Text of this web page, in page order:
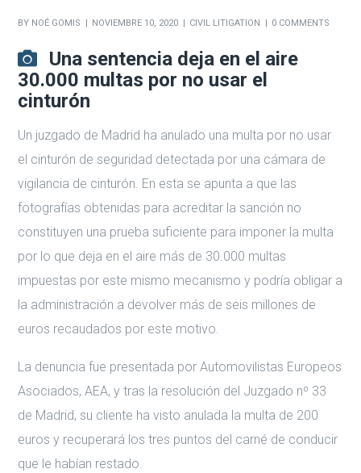
BY NOÉ GOMIS NOVIEMBRE 10, 2020 CIVIL LITIGATION 0 COMMENTS
Una sentencia deja en el aire
30.000 multas por no usar el
cinturón
Un juzgado de Madrid ha anulado una multa por no usar
el cinturón de seguridad detectada por una cámara de
vigilancia de cinturón. En esta se apunta a que las
fotografías obtenidas para acreditar la sanción no
constituyen una prueba suficiente para imponer la multa
por lo que deja en el aire más de 30.000 multas
impuestas por este mismo mecanismo y podría obligar a
la administración a devolver más de seis millones de
euros recaudados por este motivo.
La denuncia fue presentada por Automovilistas Europeos
Asociados, AEA, y tras la resolución del Juzgado nº 33
de Madrid, su cliente ha visto anulada la multa de 200
euros y recuperará los tres puntos del carné de conducir
que le habían restado.